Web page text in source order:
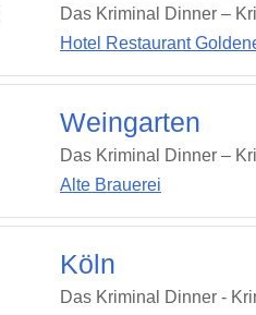
Das Kriminal Dinner –
Hotel Restaurant
Weingarten
Das Kriminal Dinner –
Alte Brauerei
Köln
Das Kriminal Dinner -